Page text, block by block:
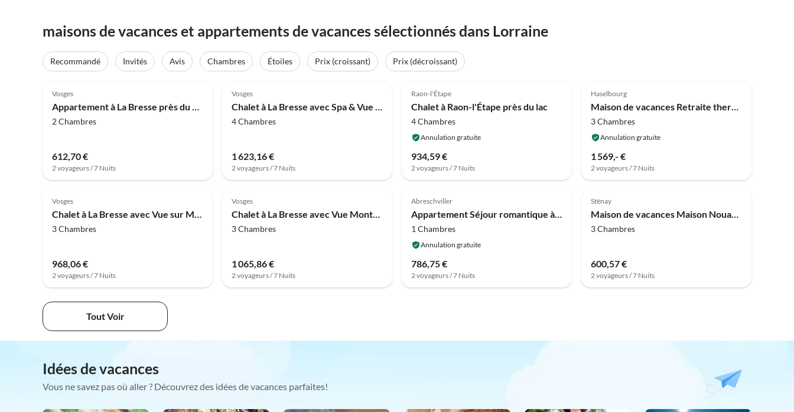
maisons de vacances et appartements de vacances sélectionnés dans Lorraine
Recommandé Invités Avis Chambres Étoiles Prix (croissant)
Prix (décroissant)
Vosges
Appartement à La Bresse près du fleuve & centre
2 Chambres
612,70 €
2 voyageurs / 7 Nuits
Vosges
Chalet à La Bresse avec Spa & Vue Montagne
4 Chambres
1 623,16 €
2 voyageurs / 7 Nuits
Raon-l'Étape
Chalet à Raon-l'Étape près du lac
4 Chambres
Annulation gratuite
934,59 €
2 voyageurs / 7 Nuits
Haselbourg
Maison de vacances Retraite thermale de Wintersbourg
3 Chambres
Annulation gratuite
1 569,- €
2 voyageurs / 7 Nuits
4.0 (12)
Vosges
Chalet à La Bresse avec Vue sur Montagne
3 Chambres
968,06 €
2 voyageurs / 7 Nuits
4.1 (10)
Vosges
Chalet à La Bresse avec Vue Montagne
3 Chambres
1 065,86 €
2 voyageurs / 7 Nuits
4.0 (3)
Abreschviller
Appartement Séjour romantique à Saint-Quirin
1 Chambres
Annulation gratuite
786,75 €
2 voyageurs / 7 Nuits
Sténay
Maison de vacances Maison Nouart avec Jardin Barbecue
3 Chambres
600,57 €
2 voyageurs / 7 Nuits
Tout Voir
Idées de vacances
Vous ne savez pas où aller ? Découvrez des idées de vacances parfaites!